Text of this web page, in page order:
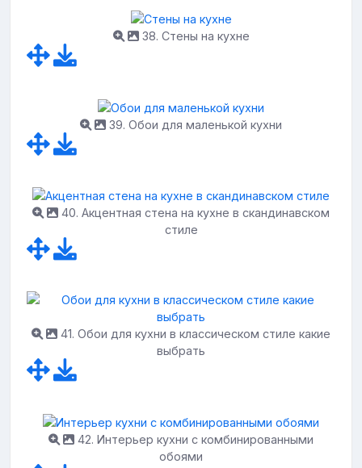
38. Стены на кухне
39. Обои для маленькой кухни
40. Акцентная стена на кухне в скандинавском
стиле
41. Обои для кухни в классическом стиле какие
выбрать
42. Интерьер кухни с комбинированными
обоями